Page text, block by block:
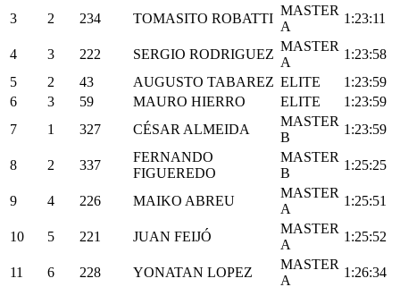
3 2 234 TOMASITO ROBATTI
MASTER
A
1:23:11
4 3 222 SERGIO RODRIGUEZ
MASTER
A
1:23:58
5
2 43 AUGUSTO TABAREZ ELITE
1:23:59
6
3 59 MAURO HIERRO ELITE
1:23:59
7
1 327 CÉSAR ALMEIDA
MASTER
B
1:23:59
8 2 337
FERNANDO
FIGUEREDO
MASTER
B
1:25:25
9 4 226 MAIKO ABREU
MASTER
A
1:25:51
10 5 221 JUAN FEIJÓ
MASTER
A
1:25:52
11 6 228 YONATAN LOPEZ
MASTER
A
1:26:34